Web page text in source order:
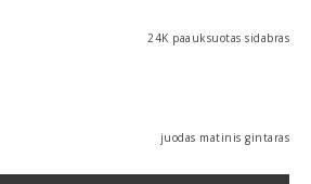
24K paauksuotas sidabras
juodas matinis gintaras